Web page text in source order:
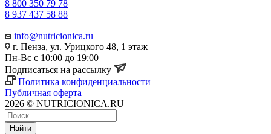
8 800 350 79 78
8 937 437 58 88
info@nutricionica.ru
г. Пенза, ул. Урицкого 48, 1 этаж
Пн-Вс с 10:00 до 19:00
Подписаться на рассылку
Политика конфиденциальности
Публичная оферта
2026 © NUTRICIONICA.RU
Найти